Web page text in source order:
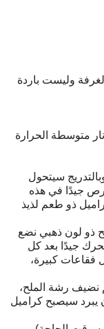
متوسطة الحرارة
سيتحول
جيدًا في هذه
ذو طعم لذيذ
ذو لون ذهبي نضع
جيدًا بعد كل
فقاعات كبيرة،
نضيف رشة الملح،
يبرد سيصبح كراميل